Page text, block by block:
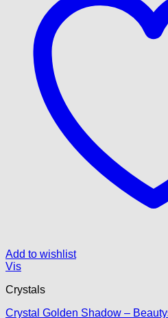
varesiden
Add to wishlist
Vis
Crystals
Crystal Golden Shadow –